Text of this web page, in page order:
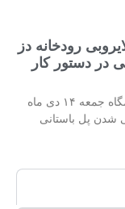
رودخانه دز
در دستور کار
سید باقر موسوی فخر شامگاه جمعه ۱۴ دی ماه
شدن پل باستانی